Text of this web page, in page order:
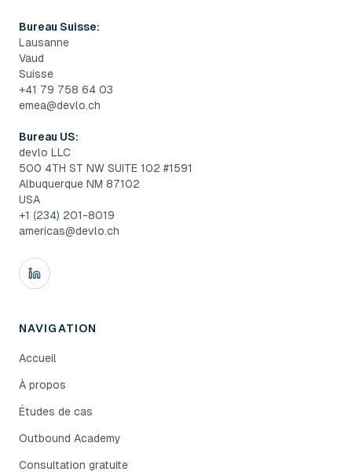
Bureau Suisse:
Lausanne
Vaud
Suisse
+41 79 758 64 03
emea@devlo.ch
Bureau US:
devlo LLC
500 4TH ST NW SUITE 102 #1591
Albuquerque NM 87102
USA
+1 (234) 201-8019
americas@devlo.ch
NAVIGATION
Accueil
À propos
Études de cas
Outbound Academy
Consultation gratuite